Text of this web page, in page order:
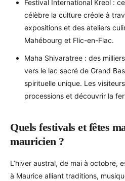
Festival International Kreol :
célèbre la culture créole à
expositions et des ateliers
Mahébourg et Flic-en-Flac.
Maha Shivaratree : des
vers le lac sacré de Grand
spirituelle unique. Les
processions et découvrir la
Quels festivals et fêtes
mauricien ?
L’hiver austral, de mai à octobre,
à Maurice alliant traditions,